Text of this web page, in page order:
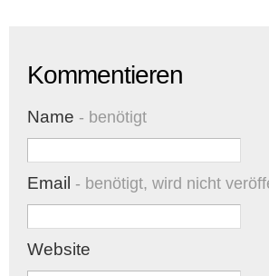
Kommentieren
Name - benötigt
Email - benötigt, wird nicht
Website